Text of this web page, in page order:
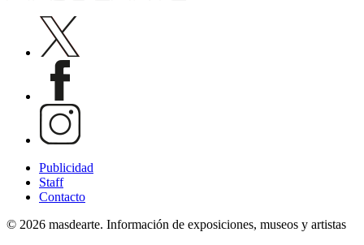
Publicidad
Staff
Contacto
© 2026 masdearte. Información de exposiciones, museos y artistas